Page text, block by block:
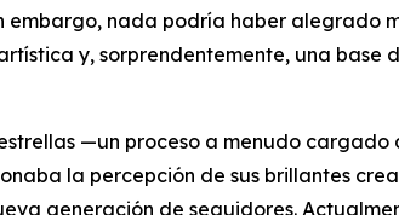
nada podría haber alegrado
y, sorprendentemente, una base
—un proceso a menudo
la percepción de sus brillantes
generación de seguidores.